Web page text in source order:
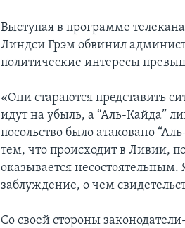
Выступая в программе
Линдси Грэм обвинил
политические интересы
«Они стараются представить
идут на убыль, а “Аль-Кайда”
посольство было атаковано
тем, что происходит в Ливии,
оказывается
заблуждение, о чем
Со своей стороны